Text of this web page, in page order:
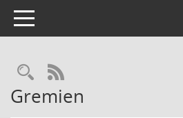
Toggle navigation
Rechercheauswahl
RSS-Feed
Gremien